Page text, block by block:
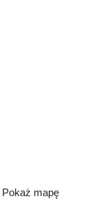
Pokaż mapę